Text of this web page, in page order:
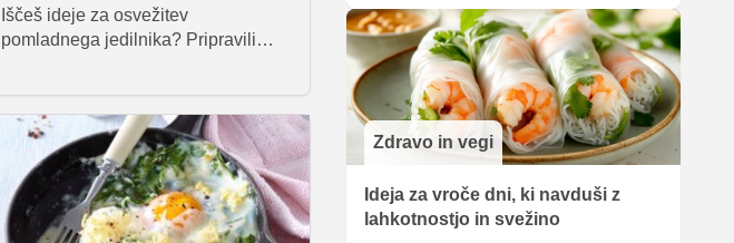
Iščeš ideje za osvežitev
pomladnega jedilnika? Pripravili
30 minutah ali manj. Popolno za dni,
ko želiš nekaj svežega, okusnega in
brez dolgega kuhanja.
Zdravo in vegi
Ideja za vroče dni, ki navduši z
lahkotnostjo in svežino